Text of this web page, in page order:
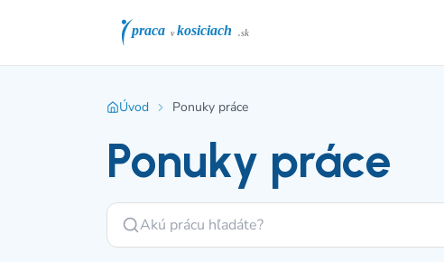
Úvod Ponuky práce
Ponuky práce